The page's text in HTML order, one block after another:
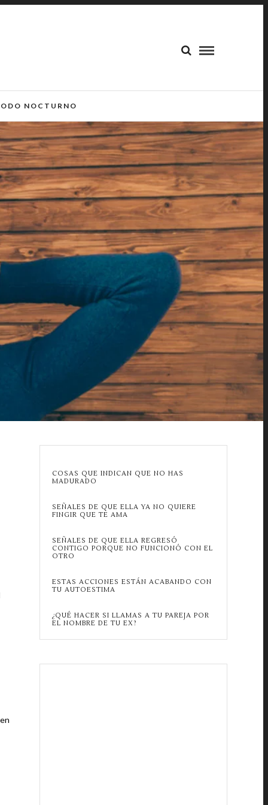
NOCTURNO
COSAS QUE INDICAN QUE NO HAS
MADURADO
SEÑALES DE QUE ELLA YA NO QUIERE
FINGIR QUE TE AMA
SEÑALES DE QUE ELLA REGRESÓ
CONTIGO PORQUE NO FUNCIONÓ CON EL
OTRO
ESTAS ACCIONES ESTÁN ACABANDO CON
TU AUTOESTIMA
¿QUÉ HACER SI LLAMAS A TU PAREJA POR
EL NOMBRE DE TU EX?